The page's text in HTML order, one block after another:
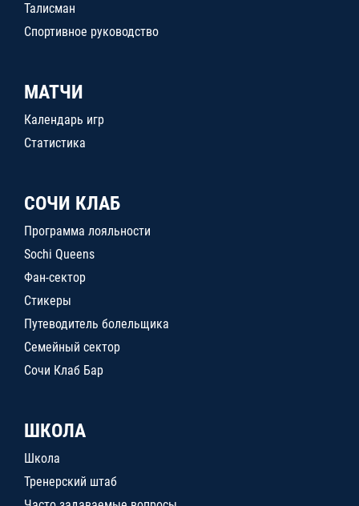
Талисман
Спортивное руководство
МАТЧИ
Календарь игр
Статистика
СОЧИ КЛАБ
Программа лояльности
Sochi Queens
Фан-сектор
Стикеры
Путеводитель болельщика
Семейный сектор
Сочи Клаб Бар
ШКОЛА
Школа
Тренерский штаб